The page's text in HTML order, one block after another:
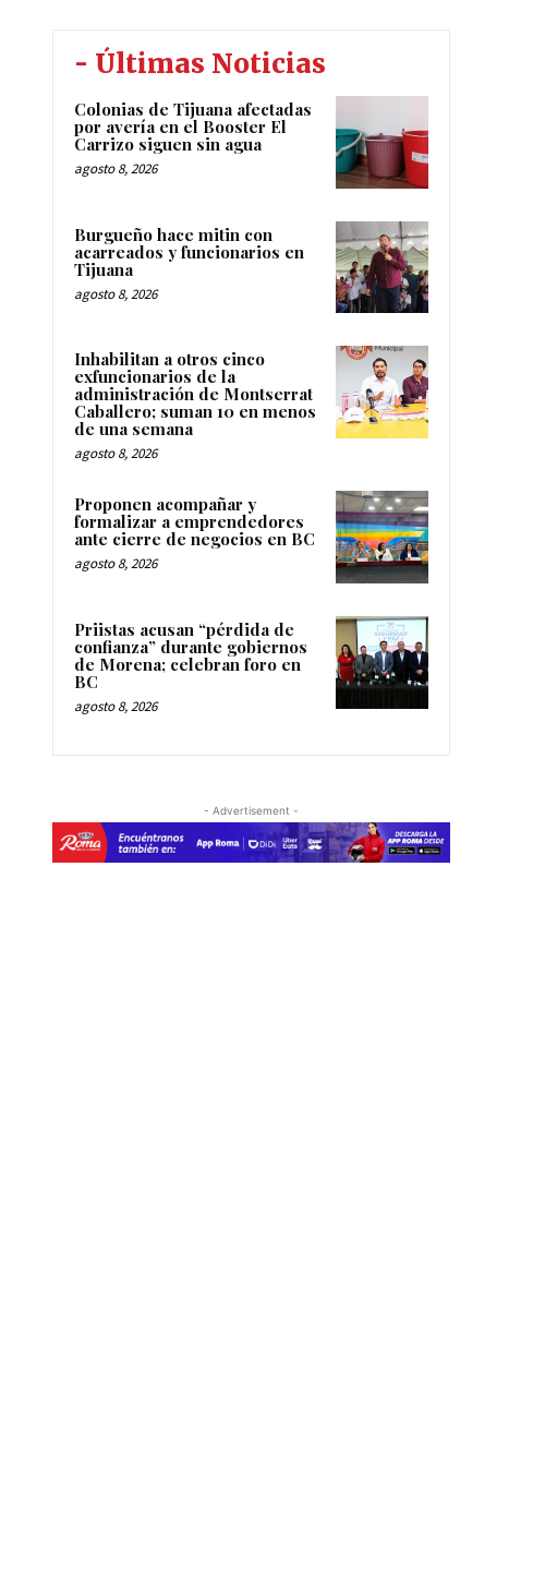
- Últimas Noticias
Colonias de Tijuana afectadas
por avería en el Booster El
Carrizo siguen sin agua
agosto 8, 2026
Burgueño hace mitin con
acarreados y funcionarios en
Tijuana
agosto 8, 2026
Inhabilitan a otros cinco
exfuncionarios de la
administración de Montserrat
Caballero; suman 10 en menos
de una semana
agosto 8, 2026
Proponen acompañar y
formalizar a emprendedores
ante cierre de negocios en BC
agosto 8, 2026
Priistas acusan “pérdida de
confianza” durante gobiernos
de Morena; celebran foro en
BC
agosto 8, 2026
- Advertisement -